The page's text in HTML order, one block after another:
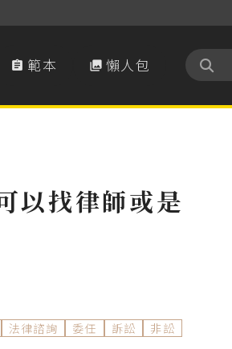
 範本  懶人包
以找律師或是
法律諮詢 委任 訴訟 非訟